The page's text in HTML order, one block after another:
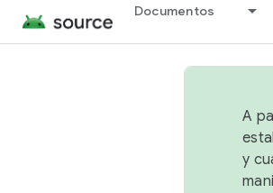
Documentos
A
y